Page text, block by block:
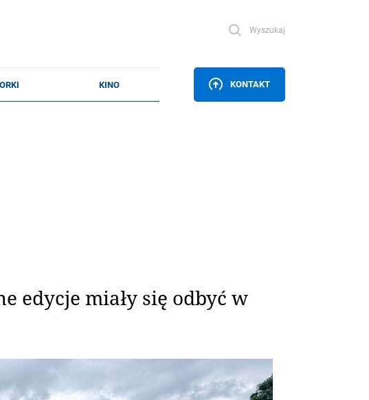
Wyszukaj
KONTAKT
edycje miały się odbyć w